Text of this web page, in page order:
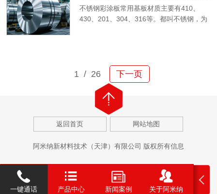
性能对比
不锈钢彩涂板常用基板材质主要有410、
430、201、304、316等。都叫不锈钢，为
1 / 26 下一页
返回首页 网站地图
阿米纳新材料技术（天津）有限公司 版权所有信息
一键通话 产品中心 新闻案例 关于阿米纳